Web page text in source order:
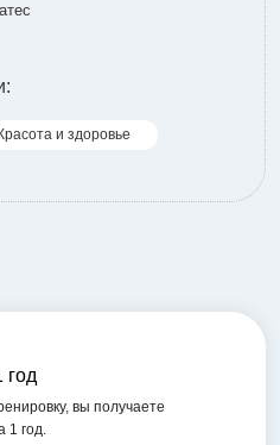
Красота и здоровье
год
вы получаете
1 год.